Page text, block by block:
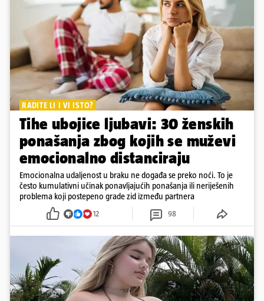
RADITE LI I VI ISTO?
Tihe ubojice ljubavi: 30 ženskih
ponašanja zbog kojih se muževi
emocionalno distanciraju
Emocionalna udaljenost u braku ne događa se preko noći. To je
često kumulativni učinak ponavljajućih ponašanja ili neriješenih
problema koji postepeno grade zid između partnera
12 98